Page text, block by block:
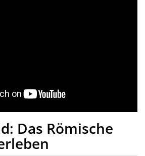
Das Römische